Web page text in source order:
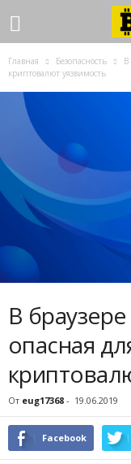
Главная Безопасность
В
криптовалют уязвимость
В
опасная
От eug17368 - 19.06.2019
Facebook